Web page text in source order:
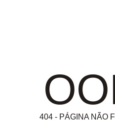
404 - PÁGINA NÃO